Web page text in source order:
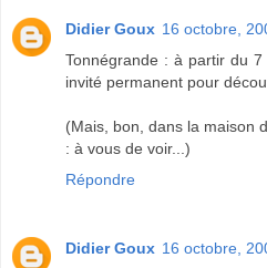
Didier Goux 16 octobre,
Tonnégrande : à partir du
invité permanent pour
(Mais, bon, dans la maison
: à vous de voir...)
Répondre
Didier Goux 16 octobre,